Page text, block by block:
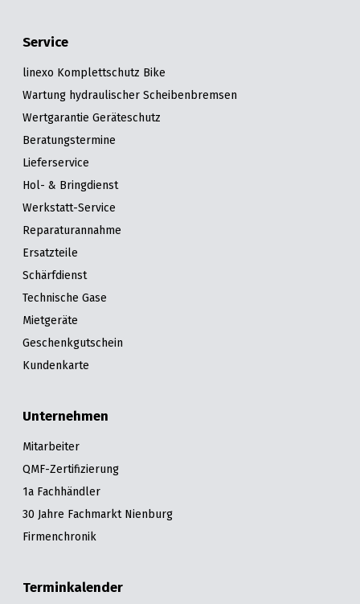
Service
linexo Komplettschutz Bike
Wartung hydraulischer Scheibenbremsen
Wertgarantie Geräteschutz
Beratungstermine
Lieferservice
Hol- & Bringdienst
Werkstatt-Service
Reparaturannahme
Ersatzteile
Schärfdienst
Technische Gase
Mietgeräte
Geschenkgutschein
Kundenkarte
Unternehmen
Mitarbeiter
QMF-Zertifizierung
1a Fachhändler
30 Jahre Fachmarkt Nienburg
Firmenchronik
Terminkalender